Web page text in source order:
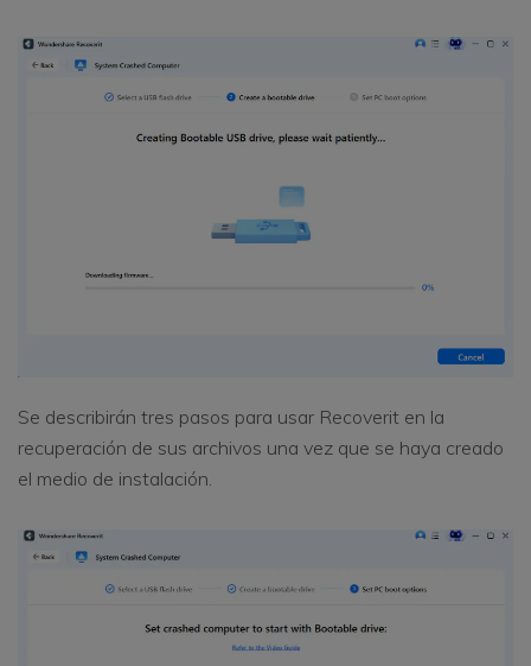
Se describirán tres pasos para usar Recoverit en la
recuperación de sus archivos una vez que se haya creado
el medio de instalación.